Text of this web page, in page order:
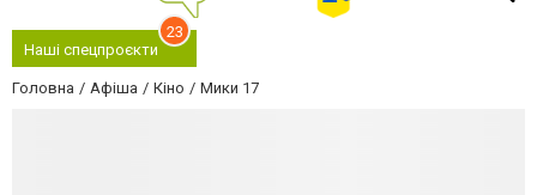
Наші спецпроєкти
23
Головна Афіша Кіно Мики 17